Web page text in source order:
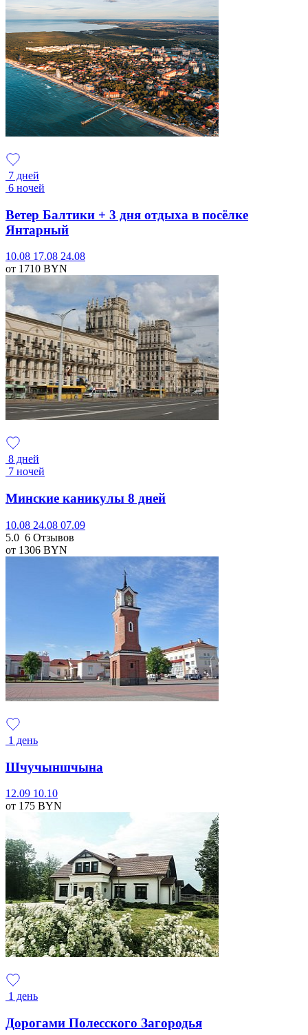
7 дней
6 ночей
Ветер Балтики + 3 дня отдыха в посёлке
Янтарный
10.08 17.08 24.08
от 1710 BYN
8 дней
7 ночей
Минские каникулы 8 дней
10.08 24.08 07.09
5.0 6 Отзывов
от 1306 BYN
1 день
Шчучыншчына
12.09 10.10
от 175 BYN
1 день
Дорогами Полесского Загородья